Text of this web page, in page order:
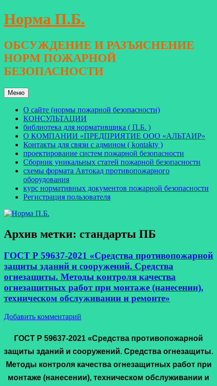
Перейти
к
Норма П.Б.
ОБСУЖДЕНИЕ И РАЗЪЯСНЕНИЕ
НОРМ ПОЖАРНОЙ
БЕЗОПАСНОСТИ
Меню
О сайте (нормы пожарной безопасности)
КОНСУЛЬТАЦИИ
библиотека для нормативщика ( П.Б. )
О КОМПАНИИ «ПРЕДПРИЯТИЕ ООО «АЛЬТАИР»
Контакты для связи с админом ( kontakty )
проектирование систем пожарной безопасности
Сборник уникальных статей пожарной безопасности
схемы формата Автокад противопожарного
оборудования
курс нормативных документов пожарной безопасности
Регистрация пользователя
Архив метки: стандарты ПБ
ГОСТ Р 59637-2021 «Средства противопожарной
защиты зданий и сооружений. Средства
огнезащиты. Методы контроля качества
огнезащитных работ при монтаже (нанесении),
техническом обслуживании и ремонте»
Добавить комментарий
ГОСТ Р 59637-2021 «Средства противопожарной
защиты зданий и сооружений. Средства огнезащиты.
Методы контроля качества огнезащитных работ при
монтаже (нанесении), техническом обслуживании и